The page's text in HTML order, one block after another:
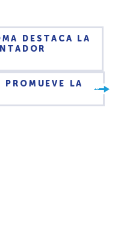
DESTACA LA
PROMUEVE LA